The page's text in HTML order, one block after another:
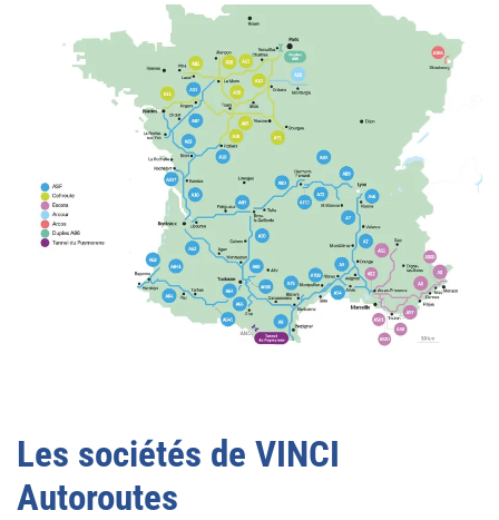
Les sociétés de VINCI
Autoroutes